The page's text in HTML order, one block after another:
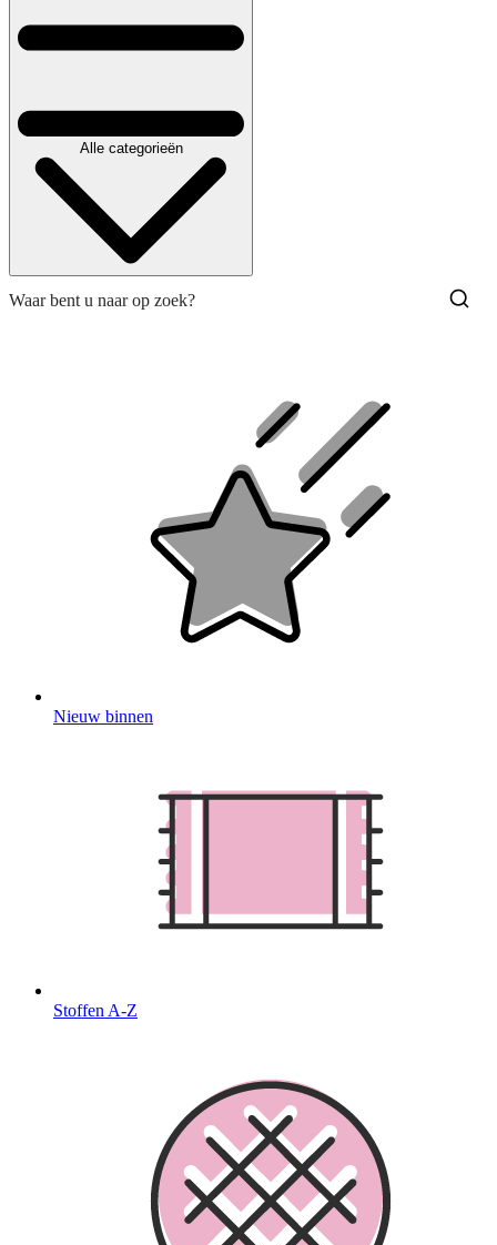
Alle categorieën
Nieuw binnen
Stoffen A-Z